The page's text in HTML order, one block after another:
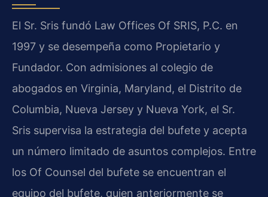
El Sr. Sris fundó Law Offices Of SRIS, P.C. en
1997 y se desempeña como Propietario y
Fundador. Con admisiones al colegio de
abogados en Virginia, Maryland, el Distrito de
Columbia, Nueva Jersey y Nueva York, el Sr.
Sris supervisa la estrategia del bufete y acepta
un número limitado de asuntos complejos. Entre
los Of Counsel del bufete se encuentran el
equipo del bufete, quien anteriormente se